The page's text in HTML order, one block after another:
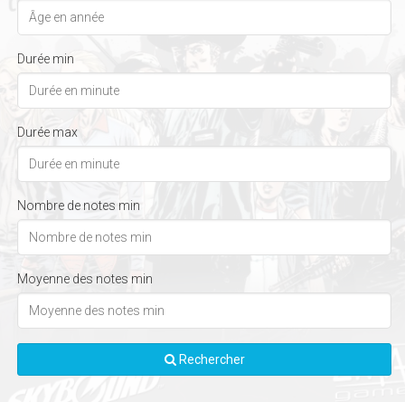
Durée min
Durée max
Nombre de notes min
Moyenne des notes min
Rechercher